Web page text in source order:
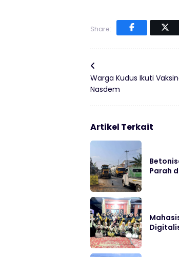
Share:
Warga Kudus Ikuti
Nasdem
Artikel Terkait
Parah